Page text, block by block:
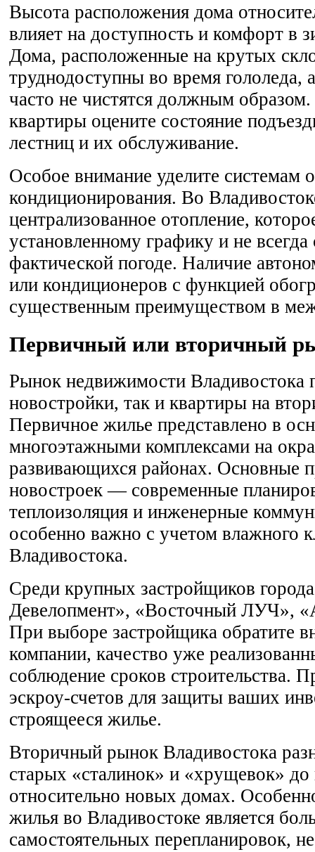
Высота расположения дома
влияет на доступность и комфорт в
Дома, расположенные на крутых
труднодоступны во время гололеда,
часто не чистятся должным
квартиры оцените состояние
лестниц и их обслуживание.
Особое внимание уделите системам
кондиционирования. Во
централизованное отопление,
установленному графику и не всегда
фактической погоде. Наличие
или кондиционеров с функцией
существенным преимуществом в
Первичный или вторичный
Рынок недвижимости Владивостока
новостройки, так и квартиры на
Первичное жилье представлено в
многоэтажными комплексами на
развивающихся районах. Основные
новостроек — современные
теплоизоляция и инженерные
особенно важно с учетом влажного
Владивостока.
Среди крупных застройщиков
Девелопмент», «Восточный ЛУЧ»,
При выборе застройщика обратите
компании, качество уже
соблюдение сроков строительства.
эскроу-счетов для защиты ваших
строящееся жилье.
Вторичный рынок Владивостока
старых «сталинок» и «хрущевок» до
относительно новых домах.
жилья во Владивостоке является
самостоятельных перепланировок,